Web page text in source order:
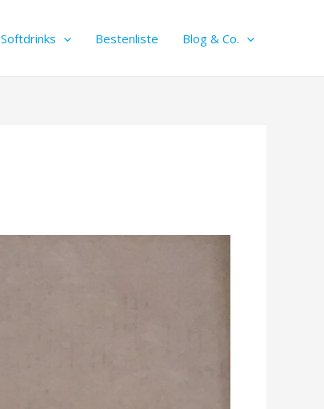
Softdrinks Bestenliste Blog & Co.